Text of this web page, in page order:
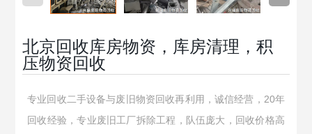
北京回收库房物资，库房清理，积
压物资回收
专业回收二手设备与废旧物资回收再利用，诚信经营，20年
回收经验，专业废旧工厂拆除工程，队伍庞大，回收价格高